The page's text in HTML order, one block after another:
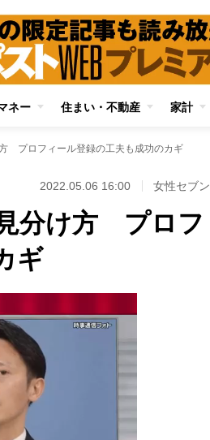
ネー 住まい・不動産 家計
プロフィール登録の工夫も成功のカギ
2022.05.06 16:00 女性セブン
分け方 プロフ
ギ